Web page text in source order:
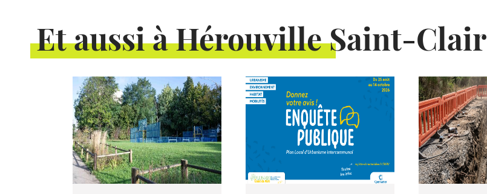
Et aussi à Hérouville Saint-Clair